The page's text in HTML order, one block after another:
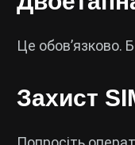
Це обов’язково.
Захист